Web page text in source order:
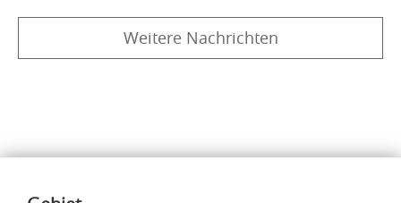
Weitere Nachrichten
Inhalte